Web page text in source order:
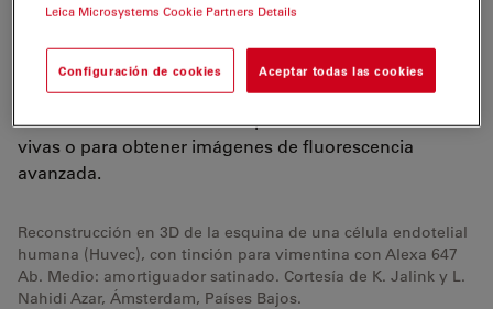
resolución posible en microscopía de campo amplio.
totalmente automático. Como sistema multifuncional,
brinda a los investigadores la libertad para adaptar el
sistema exactamente a sus aplicaciones en células
vivas o para obtener imágenes de fluorescencia
avanzada.
Reconstrucción en 3D de la esquina de una célula endotelial
humana (Huvec), con tinción para vimentina con Alexa 647
Ab. Medio: amortiguador satinado. Cortesía de K. Jalink y L.
Nahidi Azar, Ámsterdam, Países Bajos.
Leica Microsystems Cookie Partners Details
Configuración de cookies Aceptar todas las cookies